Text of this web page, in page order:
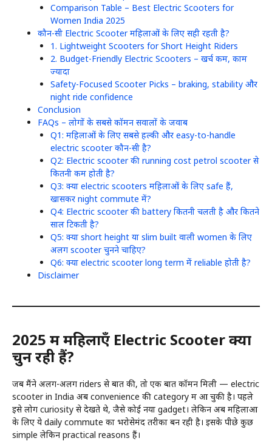
Comparison Table – Best Electric Scooters for
Women India 2025
कौन-सी Electric Scooter महिलाओं के लिए सही रहती है?
1. Lightweight Scooters for Short Height Riders
2. Budget-Friendly Electric Scooters – खर्च कम, काम
ज्यादा
Safety-Focused Scooter Picks – braking, stability और
night ride confidence
Conclusion
FAQs – लोगों के सबसे कॉमन सवालों के जवाब
Q1: महिलाओं के लिए सबसे हल्की और easy-to-handle
electric scooter कौन-सी है?
Q2: Electric scooter की running cost petrol scooter से
कितनी कम होती है?
Q3: क्या electric scooters महिलाओं के लिए safe हैं,
खासकर night commute में?
Q4: Electric scooter की battery कितनी चलती है और कितने
साल टिकती है?
Q5: क्या short height या slim built वाली women के लिए
अलग scooter चुनने चाहिए?
Q6: क्या electric scooter long term में reliable होती है?
Disclaimer
2025 में महिलाएँ Electric Scooter क्यों
चुन रही हैं?
जब मैंने अलग-अलग riders से बात की, तो एक बात कॉमन मिली — electric
scooter in India अब convenience की category में आ चुकी है। पहले
इसे लोग curiosity से देखते थे, जैसे कोई नया gadget। लेकिन अब महिलाओं
के लिए ये daily commute का भरोसेमंद तरीका बन रही है। इसके पीछे कुछ
simple लेकिन practical reasons हैं।